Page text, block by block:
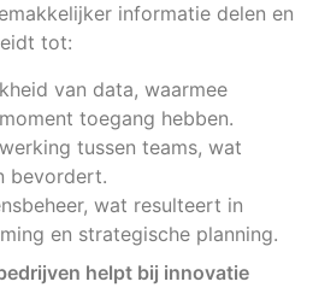
informatie delen en
tot:
van data, waarmee
toegang hebben.
tussen teams, wat
bevordert.
wat resulteert in
en strategische planning.
helpt bij innovatie